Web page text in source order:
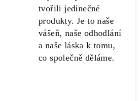
tvořili jedinečné
produkty. Je to naše
vášeň, naše odhodlání
a naše láska k tomu,
co společně děláme.